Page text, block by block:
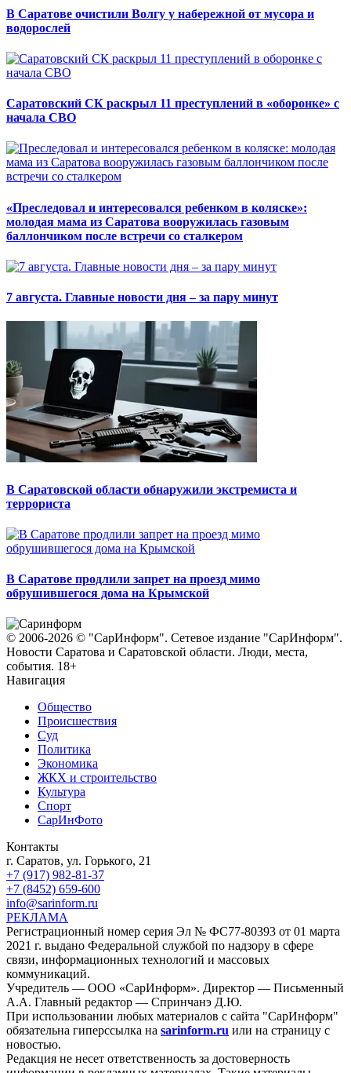
В Саратове очистили Волгу у набережной от мусора и
водорослей
Саратовский СК раскрыл 11 преступлений в «оборонке» с
начала СВО
«Преследовал и интересовался ребенком в коляске»:
молодая мама из Саратова вооружилась газовым
баллончиком после встречи со сталкером
7 августа. Главные новости дня – за пару минут
В Саратовской области обнаружили экстремиста и
террориста
В Саратове продлили запрет на проезд мимо
обрушившегося дома на Крымской
© 2006-2026 © "СарИнформ". Сетевое издание "СарИнформ".
Новости Саратова и Саратовской области. Люди, места,
события. 18+
Навигация
Общество
Происшествия
Суд
Политика
Экономика
ЖКХ и строительство
Культура
Спорт
СарИнФото
Контакты
г. Саратов, ул. Горького, 21
+7 (917) 982-81-37
+7 (8452) 659-600
info@sarinform.ru
РЕКЛАМА
Регистрационный номер серия Эл № ФС77-80393 от 01 марта
2021 г. выдано Федеральной службой по надзору в сфере
связи, информационных технологий и массовых
коммуникаций.
Учредитель — ООО «СарИнформ». Директор — Письменный
А.А. Главный редактор — Спринчанэ Д.Ю.
При использовании любых материалов с сайта "СарИнформ"
обязательна гиперссылка на sarinform.ru или на страницу с
новостью.
Редакция не несет ответственность за достоверность